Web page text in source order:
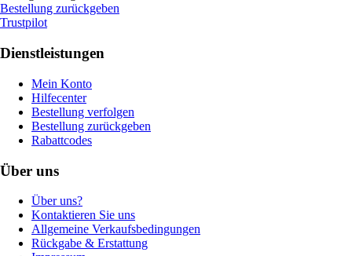
Bestellung zurückgeben
Trustpilot
Dienstleistungen
Mein Konto
Hilfecenter
Bestellung verfolgen
Bestellung zurückgeben
Rabattcodes
Über uns
Über uns?
Kontaktieren Sie uns
Allgemeine Verkaufsbedingungen
Rückgabe & Erstattung